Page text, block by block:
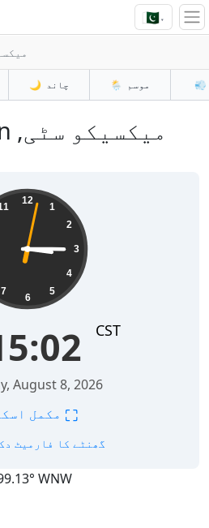
🇵🇰▾
🌙 چاند 🌦️ موسم 💨
12
1
2
3
4
5
6
7
CST
August 8, 2026
⛶
12 گھنٹے کا فارمیٹ
WNW